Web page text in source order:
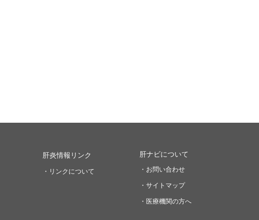
肝炎情報リンク
・リンクについて
肝ナビについて
・お問い合わせ
・サイトマップ
・医療機関の方へ